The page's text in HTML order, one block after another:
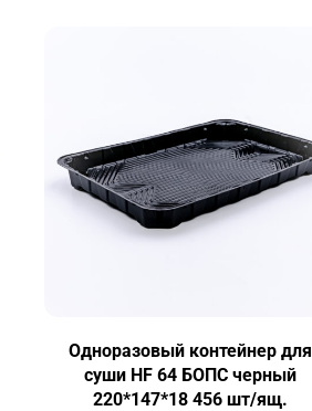
Одноразовый контейнер для
суши HF 64 БОПС черный
220*147*18 456 шт/ящ.